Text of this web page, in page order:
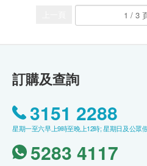
訂購及查詢
3151 2288
星期一至六早上9時至晚上12時; 星期日及公眾
5283 4117